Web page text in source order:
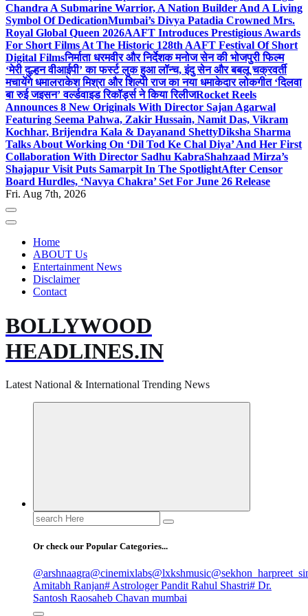
Chandra A Submarine Warrior, A Nation Builder And A Living
Symbol Of DedicationMumbai’s Divya Patadia Crowned Mrs.
Royal Global Queen 2026AAFT Introduces Prestigious Awards
For Short Films At The Historic 128th AAFT Festival Of Short
Digital Filmsनिर्माता धरमवीर और निर्देशक मनोज सेन की भोजपुरी फिल्म
‘मेरी दुल्हन वीआईपी’ का फर्स्ट लुक हुआ लॉन्च, इंदु सेन और बबलू चक्रवर्ती
मचायेंगे धमालराकेश मिश्रा और शिल्पी राज का नया धमाकेदार लोकगीत ‘दिलवा
बा रुई जइसन’ वर्ल्डवाइड रिकॉर्ड्स ने किया रिलीजRocket Reels
Announces 8 New Originals With Director Sajan Agarwal
Featuring Seema Pahwa, Zakir Hussain, Namit Das, Vikram
Kochhar, Brijendra Kala & Dayanand ShettyDiksha Sharma
Talks About Working On ‘Dil Tod Ke Chal Diya’ And Her First
Collaboration With Director Sadhu KabraShahzaad Mirza’s
Shajapur Visit Puts Samarpit In The SpotlightAfter Censor
Board Hurdles, ‘Navya Chakra’ Set For June 26 Release
Fri. Aug 7th, 2026
Home
ABOUT Us
Entertainment News
Disclaimer
Contact
BOLLYWOOD
HEADLINES.IN
Latest National & International Trending News
Search
for:
Or check our Popular Categories...
@arshnaagra@cinemixlabs@lxkshmusic
Amitabh Ranjan# Astrologer Pandit Rahul Shastri# Dr.
Santosh Raosaheb Chavan mumbai